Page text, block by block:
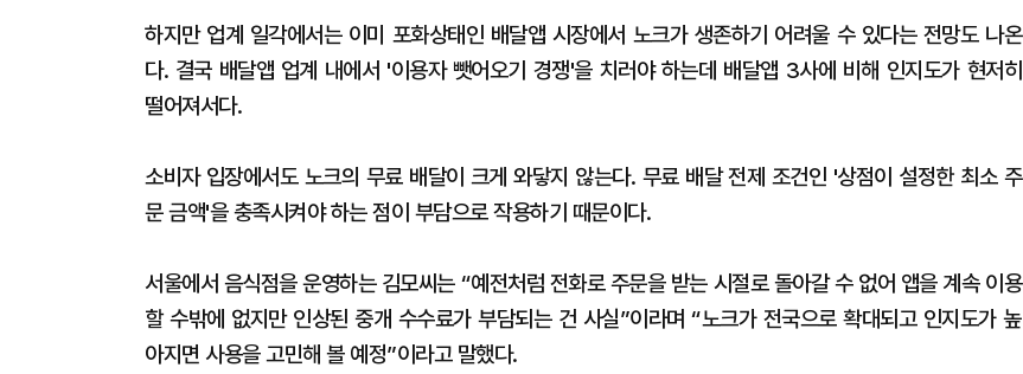
하지만 업계 일각에서는 이미 포화상태인 배달앱 시장에서 노크가 생존하기 어려울 수 있다는 전망도 나온
다. 결국 배달앱 업계 내에서 '이용자 뺏어오기 경쟁'을 치러야 하는데 배달앱 3사에 비해 인지도가 현저히
떨어져서다.
소비자 입장에서도 노크의 무료 배달이 크게 와닿지 않는다. 무료 배달 전제 조건인 '상점이 설정한 최소 주
문 금액'을 충족시켜야 하는 점이 부담으로 작용하기 때문이다.
서울에서 음식점을 운영하는 김모씨는 “예전처럼 전화로 주문을 받는 시절로 돌아갈 수 없어 앱을 계속 이용
할 수밖에 없지만 인상된 중개 수수료가 부담되는 건 사실”이라며 “노크가 전국으로 확대되고 인지도가 높
아지면 사용을 고민해 볼 예정”이라고 말했다.